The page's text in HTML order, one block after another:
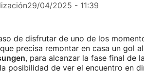
29/04/2025 - 11:39
de disfrutar de uno de los
precisa remontar en casa un gol
, para alcanzar la fase final de
posibilidad de ver el encuentro en